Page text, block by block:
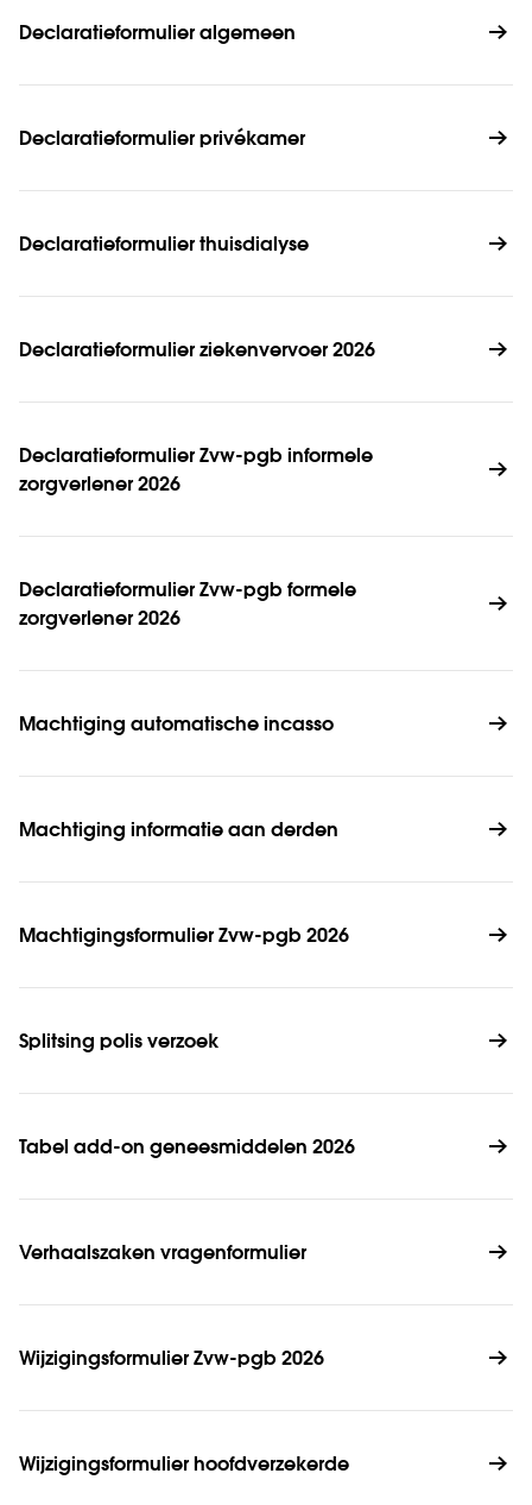
Declaratieformulier algemeen
Declaratieformulier privékamer
Declaratieformulier thuisdialyse
Declaratieformulier ziekenvervoer 2026
Declaratieformulier Zvw-pgb informele
zorgverlener 2026
Declaratieformulier Zvw-pgb formele
zorgverlener 2026
Machtiging automatische incasso
Machtiging informatie aan derden
Machtigingsformulier Zvw-pgb 2026
Splitsing polis verzoek
Tabel add-on geneesmiddelen 2026
Verhaalszaken vragenformulier
Wijzigingsformulier Zvw-pgb 2026
Wijzigingsformulier hoofdverzekerde